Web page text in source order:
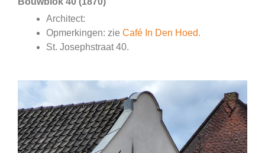
Architect:
Opmerkingen: zie Café In Den Hoed.
St. Josephstraat 40.